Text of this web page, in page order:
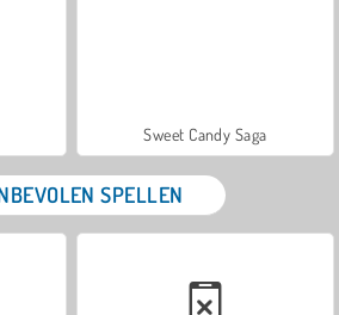
Sweet Candy Saga
SPELLEN